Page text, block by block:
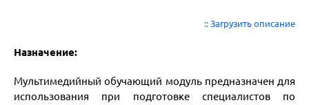
:: Загрузить описание
Назначение:
Мультимедийный обучающий модуль предназначен для
использования при подготовке специалистов по